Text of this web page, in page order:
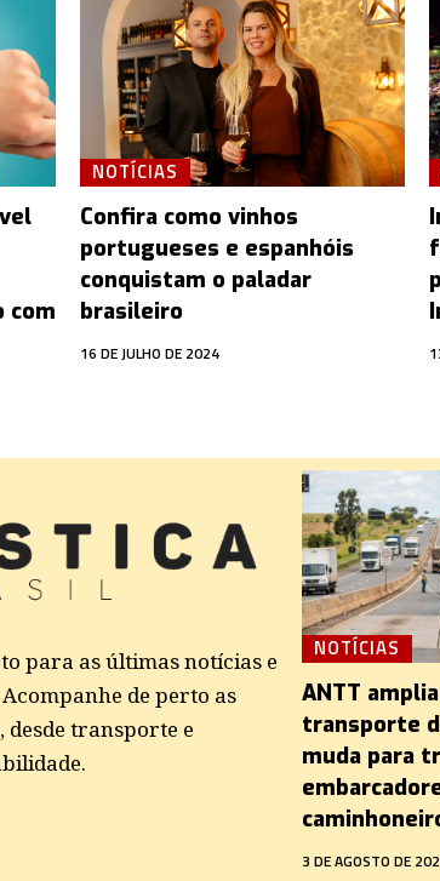
com
NOTÍCIAS
Confira como vinhos
portugueses e espanhóis
conquistam o paladar
brasileiro
16 DE JULHO DE 2024
para as últimas notícias e
de perto as
desde transporte e
NOTÍCIAS
ANTT
transporte
muda para
3 DE AGOSTO DE